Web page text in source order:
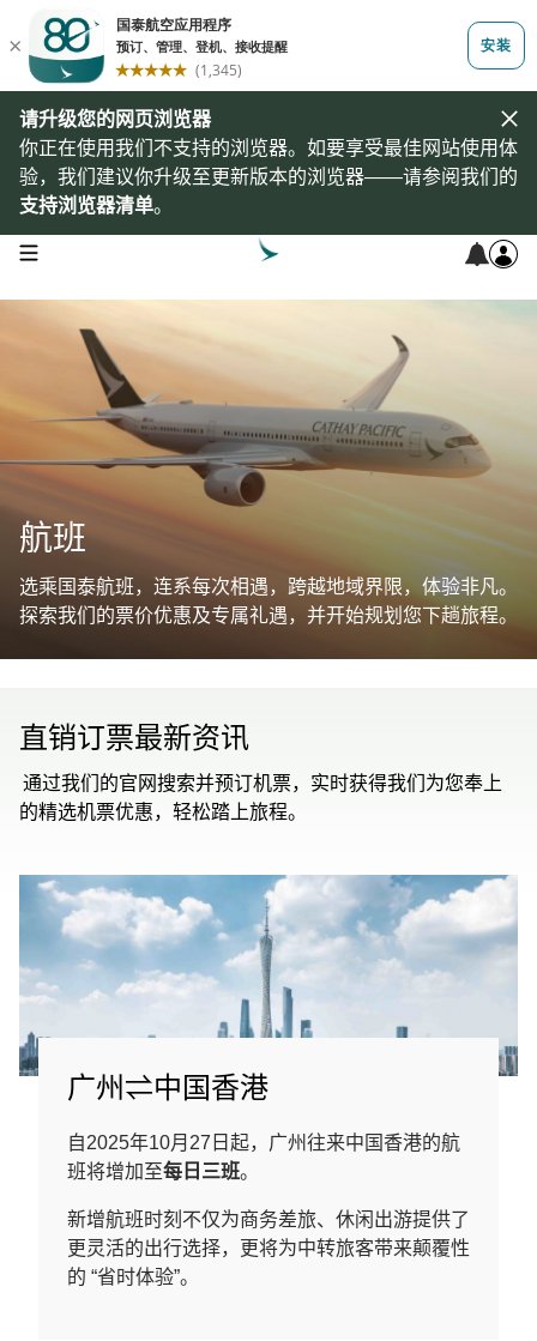
请升级您的网页浏览器
你正在使用我们不支持的浏览器。如要享受最佳网站使用体
验，我们建议你升级至更新版本的浏览器——请参阅我们的
支持浏览器清单。
open navigation menu
航班
选乘国泰航班，连系每次相遇，跨越地域界限，体验非凡。
探索我们的票价优惠及专属礼遇，并开始规划您下趟旅程。
直销订票最新资讯
通过我们的官网搜索并预订机票，实时获得我们为您奉上
的精选机票优惠，轻松踏上旅程。
广州⇌中国香港
自2025年10月27日起，广州往来中国香港的航
班将增加至每日三班。
新增航班时刻不仅为商务差旅、休闲出游提供了
更灵活的出行选择，更将为中转旅客带来颠覆性
的 “省时体验”。